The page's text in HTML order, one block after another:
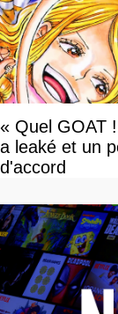
« Quel GOAT ! » Le chapitre 1190 de One Piece
a leaké et un
d'accord